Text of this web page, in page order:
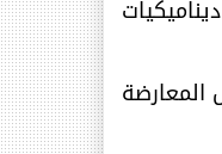
المعارضة